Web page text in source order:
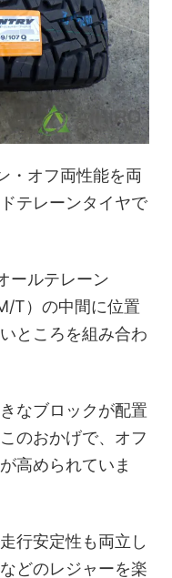
・オフ両性能を両
テレーンタイヤで
ールテレーン
T）の中間に位置
ところを組み合わ
なブロックが配置
のおかげで、オフ
高められていま
行安定性も両立し
どのレジャーを楽